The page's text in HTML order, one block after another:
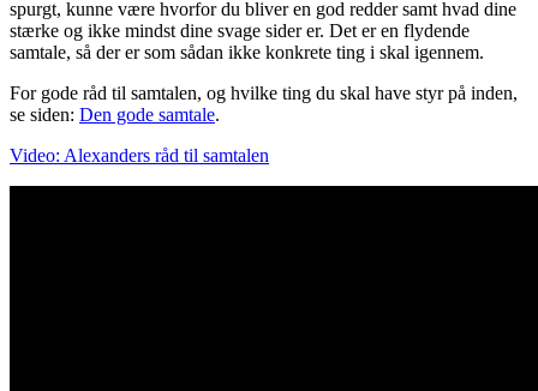
spurgt, kunne være hvorfor du bliver en god redder samt hvad dine
stærke og ikke mindst dine svage sider er. Det er en flydende
samtale, så der er som sådan ikke konkrete ting i skal igennem.
For gode råd til samtalen, og hvilke ting du skal have styr på inden,
se siden: Den gode samtale.
Video: Alexanders råd til samtalen